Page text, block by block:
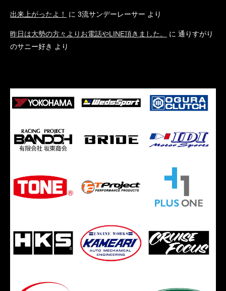
出来上がったよ！ に 3流サンデーレーサー より
昨日は大勢の方々よりお電話やLINE頂きました。 に 通りすがり
のサニー好き より